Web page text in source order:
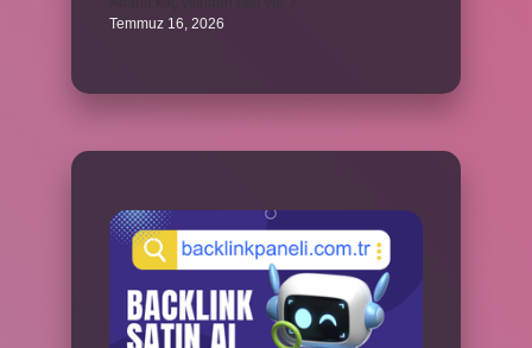
Temmuz 16, 2026